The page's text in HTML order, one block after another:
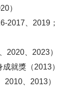
）
2017、2019；
2020、2023）
就獎（2013）
2010、2013）